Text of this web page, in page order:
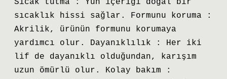
Sıcak tutma : Yün içeriği doğal bir
sıcaklık hissi sağlar. Formunu koruma :
Akrilik, ürünün formunu korumaya
yardımcı olur. Dayanıklılık : Her iki
lif de dayanıklı olduğundan, karışım
uzun ömürlü olur. Kolay bakım :